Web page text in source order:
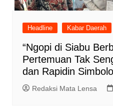
Headline Kabar Daerah
“Ngopi di Siabu
Pertemuan Tak
dan Rapidin
Redaksi Mata Lensa